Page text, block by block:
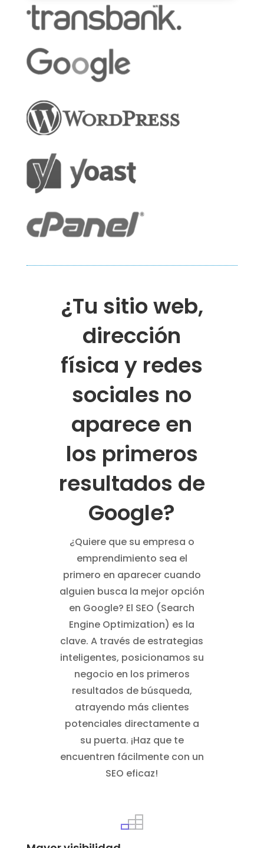
¿Tu sitio web,
dirección
física y redes
sociales no
aparece en
los primeros
resultados de
Google?
¿Quiere que su empresa o
emprendimiento sea el
primero en aparecer cuando
alguien busca la mejor opción
en Google? El SEO (Search
Engine Optimization) es la
clave. A través de estrategias
inteligentes, posicionamos su
negocio en los primeros
resultados de búsqueda,
atrayendo más clientes
potenciales directamente a
su puerta. ¡Haz que te
encuentren fácilmente con un
SEO eficaz!